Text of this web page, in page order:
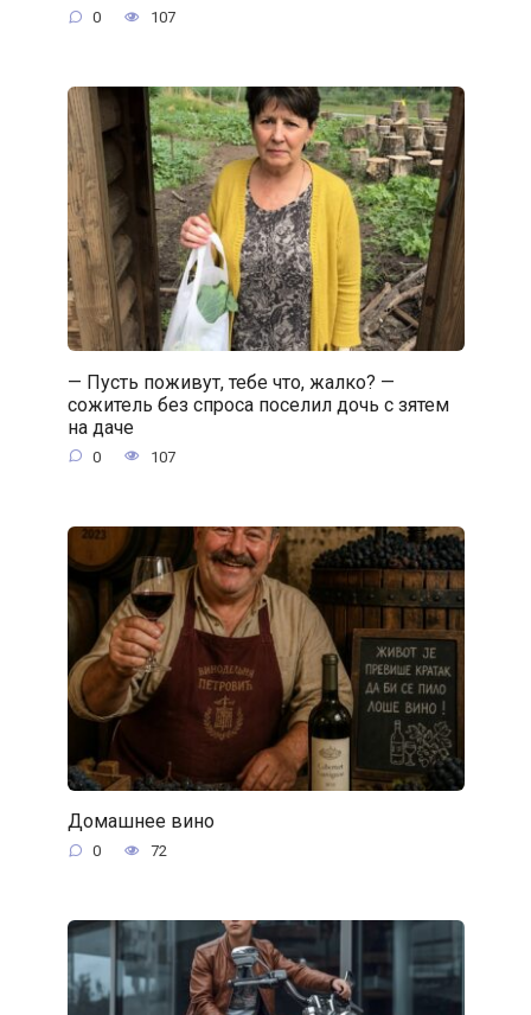
0 107
— Пусть поживут, тебе что, жалко? —
сожитель без спроса поселил дочь с зятем
на даче
0 107
Домашнее вино
0 72